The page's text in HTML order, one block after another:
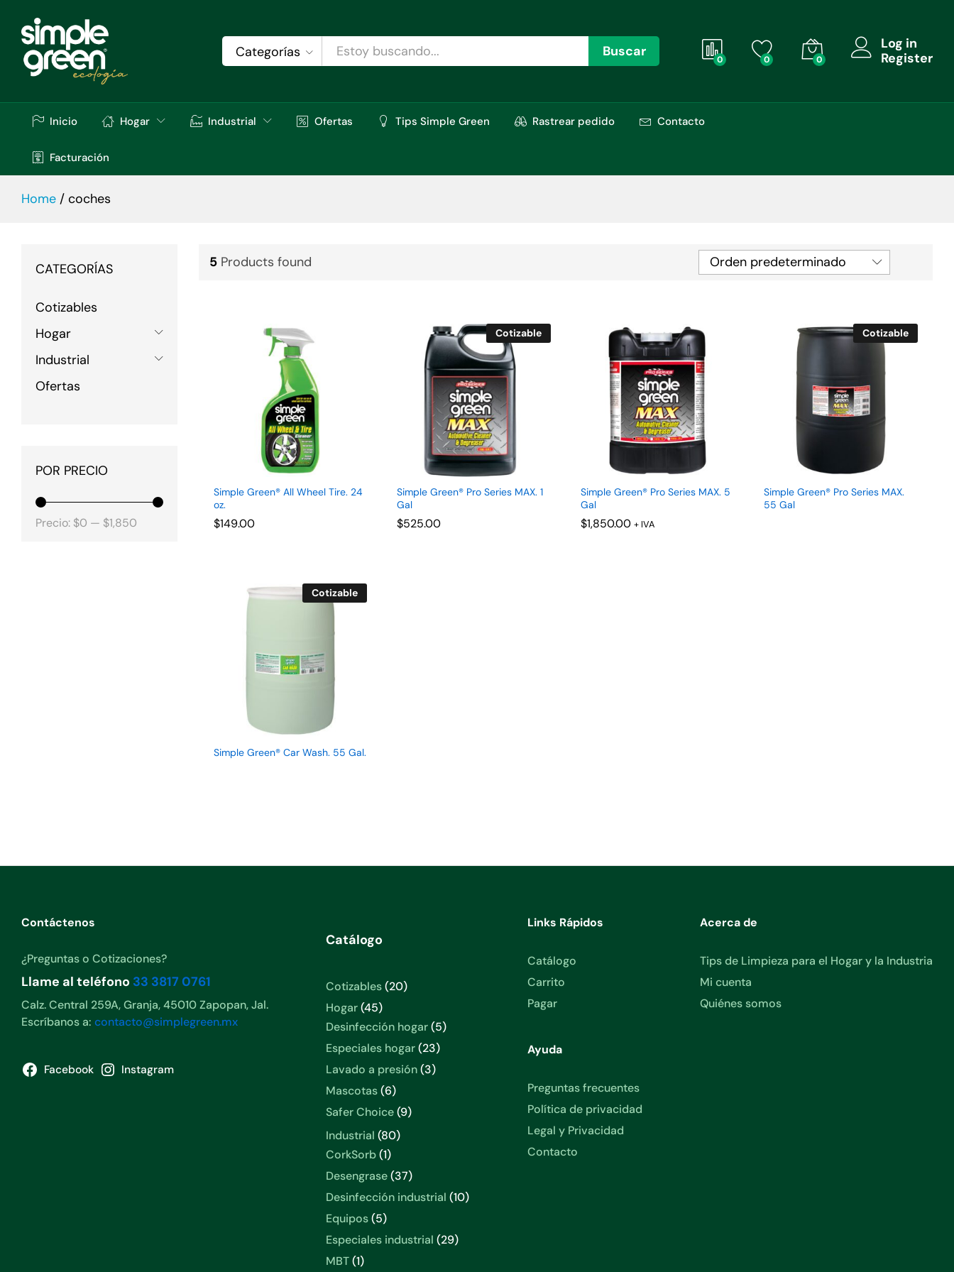
Categorías Buscar 0 0 0
Log in
Register
Inicio Hogar Industrial Ofertas Tips Simple Green Rastrear pedido Contacto
Facturación
Home / coches
5 Products found Orden predeterminado
Simple Green® All Wheel Tire. 24
oz.
$149.00
$149.00
Cotizable
Simple Green® Pro Series MAX. 1
Gal
$525.00
$525.00
Simple Green® Pro Series MAX. 5
Gal
$1,850.00 + IVA
$1,850.00
Cotizable
Simple Green® Pro Series MAX.
55 Gal
Cotizable
Simple Green® Car Wash. 55 Gal.
CATEGORÍAS
Cotizables
Hogar
Industrial
Ofertas
POR PRECIO
Precio: $0 — $1,850
Contáctenos
¿Preguntas o Cotizaciones?
Llame al teléfono 33 3817 0761
Calz. Central 259A, Granja, 45010 Zapopan, Jal.
Escríbanos a: contacto@simplegreen.mx
Facebook Instagram
Catálogo
Cotizables 2020
Hogar 4545
productos
Desinfección hogar 55
Especiales hogar 2323
productos
Lavado a presión 33
Mascotas 66
productos
Safer Choice 99
Industrial 8080
CorkSorb 11
producto
Desengrase 3737
productos
Desinfección industrial 1010
Equipos 55
productos
Especiales industrial 2929
MBT 11
Links Rápidos
Catálogo
Carrito
Pagar
Ayuda
Preguntas frecuentes
Política de privacidad
Legal y Privacidad
Contacto
Acerca de
Tips de Limpieza para el Hogar y la Industria
Mi cuenta
Quiénes somos